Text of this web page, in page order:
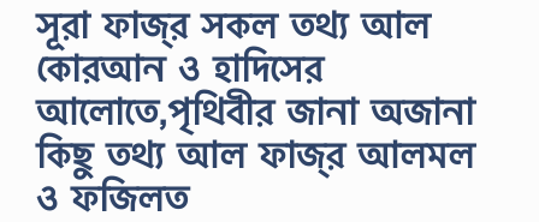
সূরা ফাজ্‌র সকল তথ্য আল
কোরআন ও হাদিসের
আলোতে,পৃথিবীর জানা অজানা
কিছু তথ্য আল ফাজ্‌র আলমল
ও ফজিলত